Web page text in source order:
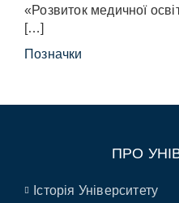
«Розвиток медичної
[…]
Позначки
ПРО
Історія Університету